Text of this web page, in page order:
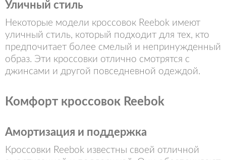
Уличный стиль
Некоторые модели кроссовок Reebok имеют
уличный стиль, который подходит для тех, кто
предпочитает более смелый и непринужденный
образ. Эти кроссовки отлично смотрятся с
джинсами и другой повседневной одеждой.
Комфорт кроссовок Reebok
Амортизация и поддержка
Кроссовки Reebok известны своей отличной